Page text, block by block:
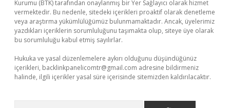
Kurumu (BTK) tarafından onaylanmış bir Yer Sağlayıcı olarak hizmet
vermektedir. Bu nedenle, sitedeki içerikleri proaktif olarak denetleme
veya araştırma yükümlülüğümüz bulunmamaktadır. Ancak, üyelerimiz
yazdıkları içeriklerin sorumluluğunu taşımakta olup, siteye üye olarak
bu sorumluluğu kabul etmiş sayılırlar.
Hukuka ve yasal düzenlemelere aykırı olduğunu düşündüğünüz
içerikleri, backlinkpanelicomtr@gmail.com adresine bildirmeniz
halinde, ilgili içerikler yasal süre içerisinde sitemizden kaldırılacaktır.